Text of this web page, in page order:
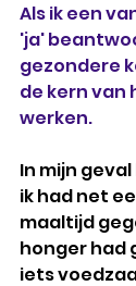
Als ik een
'ja'
gezondere
de kern van
werken.
In mijn
ik had net
maaltijd
honger had
iets